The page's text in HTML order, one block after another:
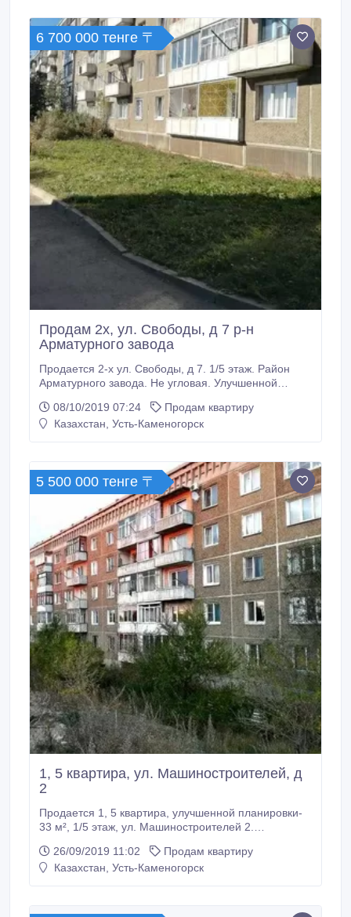
6 700 000 тенге 〒
Продам 2х, ул. Свободы, д 7 р-н
Арматурного завода
Продается 2-х ул. Свободы, д 7. 1/5 этаж. Район
Арматурного завода. Не угловая. Улучшенной
1993 г.п. Ремонт. Санузел раздельный. Без мебели.
Пластиковые окна. Лоджия с решеткой. Все
оплачены до конца года.
08/10/2019 07:24
Продам квартиру
Казахстан, Усть-Каменогорск
5 500 000 тенге 〒
1, 5 квартира, ул. Машиностроителей, д
2
Продается 1, 5 квартира, улучшенной планировки-
33 м², 1/5 этаж, ул. Машиностроителей 2.
совмещенный. Полностью с мебелью и частично с
быт. техникой. Пластиковые окна+решетки. новая
26/09/2019 11:02
Продам квартиру
Казахстан, Усть-Каменогорск